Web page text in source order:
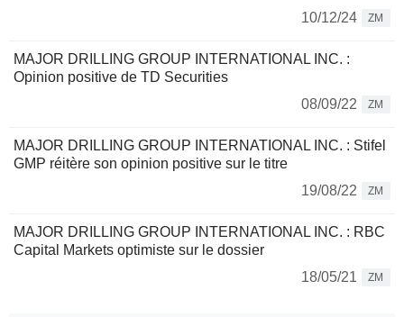
10/12/24
ZM
MAJOR DRILLING GROUP INTERNATIONAL INC. :
Opinion positive de TD Securities
08/09/22
ZM
MAJOR DRILLING GROUP INTERNATIONAL INC. : Stifel
GMP réitère son opinion positive sur le titre
19/08/22
ZM
MAJOR DRILLING GROUP INTERNATIONAL INC. : RBC
Capital Markets optimiste sur le dossier
18/05/21
ZM